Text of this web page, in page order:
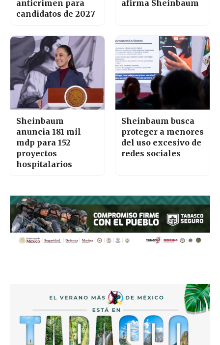
anticrimen para
candidatos de 2027
afirma Sheinbaum
Sheinbaum
anuncia 181 mil
mdp para 152
proyectos
hospitalarios
Sheinbaum busca
proteger a menores
del uso excesivo de
redes sociales